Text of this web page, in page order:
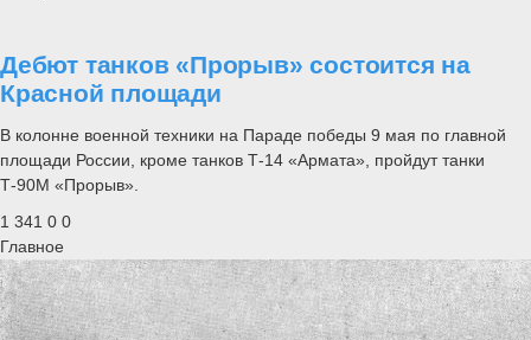
Дебют танков «Прорыв» состоится на
Красной площади
В колонне военной техники на Параде победы 9 мая по главной
площади России, кроме танков Т-14 «Армата», пройдут танки
Т-90М «Прорыв».
1 341 0 0
Главное